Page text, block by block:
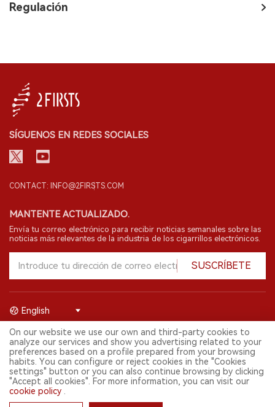
Regulación
SÍGUENOS EN REDES SOCIALES
CONTACT: INFO@2FIRSTS.COM
MANTENTE ACTUALIZADO.
Envía tu correo electrónico para recibir noticias semanales sobre las
noticias más relevantes de la industria de los cigarrillos electrónicos.
SUSCRÍBETE
© 2026 Shenzhen 2FIRSTS Technology Co.,Ltd. Todos los derechos
reservados.
2FIRSTS solo es accesible para profesionales de la industria,
investigadores, medios y otros profesionales. El acceso por menores
está prohibido.
Este sitio web presta servicios a usuarios fuera del territorio chino
continental. Para usuarios en la China continental, por favor
visitahttps://cn.2firsts.com
English
On our website we use our own and third-party cookies to
analyze our services and show you advertising related to your
preferences based on a profile prepared from your browsing
habits. You can configure or reject cookies in the "Cookies
settings" button or you can also continue browsing by clicking
"Accept all cookies". For more information, you can visit our
cookie policy